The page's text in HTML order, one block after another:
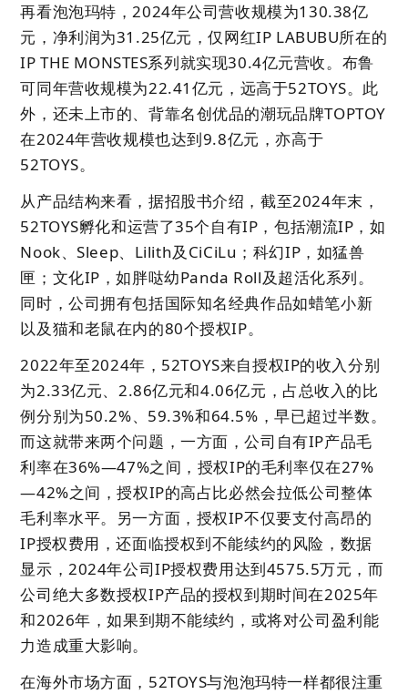
再看泡泡玛特，2024年公司营收规模为130.38亿
元，净利润为31.25亿元，仅网红IP LABUBU所在的
IP THE MONSTES系列就实现30.4亿元营收。布鲁
可同年营收规模为22.41亿元，远高于52TOYS。此
外，还未上市的、背靠名创优品的潮玩品牌TOPTOY
在2024年营收规模也达到9.8亿元，亦高于
52TOYS。
从产品结构来看，据招股书介绍，截至2024年末，
52TOYS孵化和运营了35个自有IP，包括潮流IP，如
Nook、Sleep、Lilith及CiCiLu；科幻IP，如猛兽
匣；文化IP，如胖哒幼Panda Roll及超活化系列。
同时，公司拥有包括国际知名经典作品如蜡笔小新
以及猫和老鼠在内的80个授权IP。
2022年至2024年，52TOYS来自授权IP的收入分别
为2.33亿元、2.86亿元和4.06亿元，占总收入的比
例分别为50.2%、59.3%和64.5%，早已超过半数。
而这就带来两个问题，一方面，公司自有IP产品毛
利率在36%—47%之间，授权IP的毛利率仅在27%
—42%之间，授权IP的高占比必然会拉低公司整体
毛利率水平。另一方面，授权IP不仅要支付高昂的
IP授权费用，还面临授权到不能续约的风险，数据
显示，2024年公司IP授权费用达到4575.5万元，而
公司绝大多数授权IP产品的授权到期时间在2025年
和2026年，如果到期不能续约，或将对公司盈利能
力造成重大影响。
在海外市场方面，52TOYS与泡泡玛特一样都很注重